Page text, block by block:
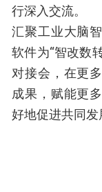
行深入交流。
汇聚工业大脑
软件为“智改数
对接会，在更
成果，赋能更
好地促进共同发